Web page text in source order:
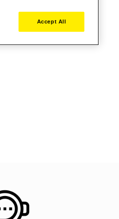
Accept All